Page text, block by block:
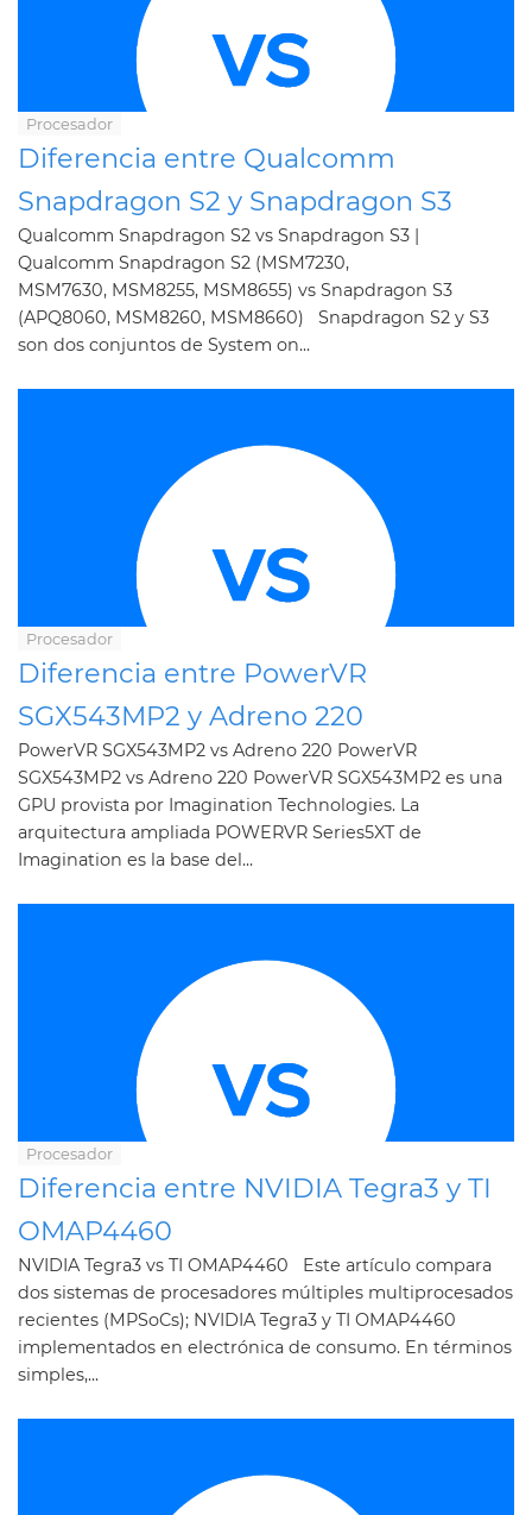
Procesador
Diferencia entre Qualcomm
Snapdragon S2 y Snapdragon S3
Qualcomm Snapdragon S2 vs Snapdragon S3 |
Qualcomm Snapdragon S2 (MSM7230,
MSM7630, MSM8255, MSM8655) vs Snapdragon S3
(APQ8060, MSM8260, MSM8660) Snapdragon S2 y S3
son dos conjuntos de System on...
Procesador
Diferencia entre PowerVR
SGX543MP2 y Adreno 220
PowerVR SGX543MP2 vs Adreno 220 PowerVR
SGX543MP2 vs Adreno 220 PowerVR SGX543MP2 es una
GPU provista por Imagination Technologies. La
arquitectura ampliada POWERVR Series5XT de
Imagination es la base del...
Procesador
Diferencia entre NVIDIA Tegra3 y TI
OMAP4460
NVIDIA Tegra3 vs TI OMAP4460 Este artículo compara
dos sistemas de procesadores múltiples multiprocesados
​​recientes (MPSoCs); NVIDIA Tegra3 y TI OMAP4460
implementados en electrónica de consumo. En términos
simples,...